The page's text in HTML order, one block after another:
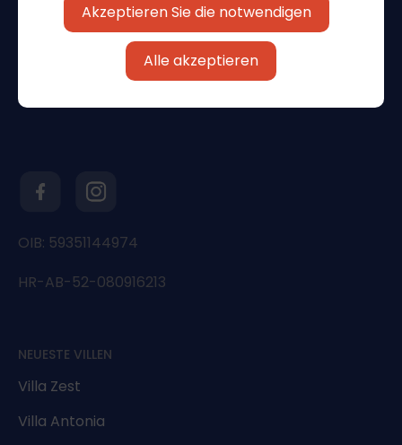
Akzeptieren Sie die notwendigen
Alle akzeptieren
OIB: 59351144974
HR-AB-52-080916213
NEUESTE VILLEN
Villa Zest
Villa Antonia